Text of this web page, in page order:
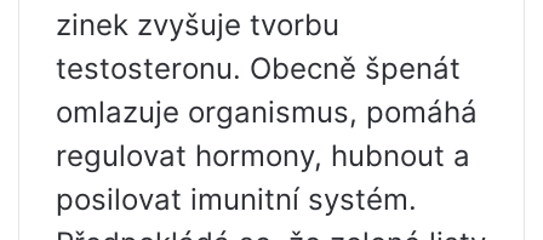
zinek zvyšuje tvorbu
testosteronu. Obecně špenát
omlazuje organismus, pomáhá
regulovat hormony, hubnout a
posilovat imunitní systém.